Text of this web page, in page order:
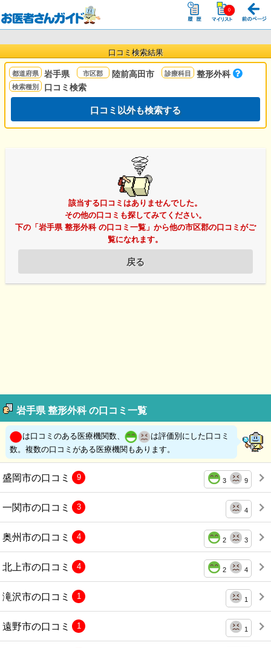
口コミ検索結果
岩手県 陸前高田市
整形外科
口コミ検索
口コミ以外も検索する
該当する口コミはありませんでした。
その他の口コミも探してみてください。
下の「岩手県 整形外科 の口コミ一覧」から他の市区郡の口コミがご
覧になれます。
戻る
岩手県 整形外科 の口コミ一覧
は口コミのある医療機関数、
は評価別にした口コミ
数。複数の口コミがある医療機関もあります。
盛岡市の口コミ 3 9
9
一関市の口コミ 4
3
奥州市の口コミ 2 3
4
北上市の口コミ 2 4
4
滝沢市の口コミ 1
1
遠野市の口コミ 1
1